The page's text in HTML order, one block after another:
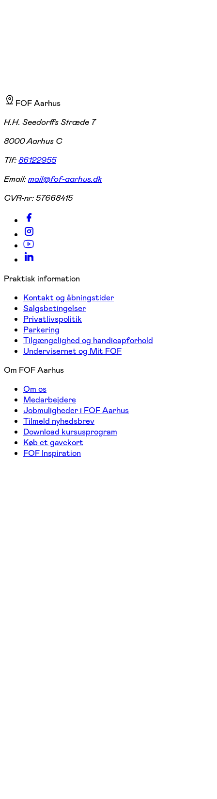
FOF Aarhus
H.H. Seedorffs Stræde 7
8000 Aarhus C
Tlf:86122955
Email:mail@fof-aarhus.dk
CVR-nr:57668415
Praktisk information
Kontakt og åbningstider
Salgsbetingelser
Privatlivspolitik
Parkering
Tilgængelighed og handicapforhold
Undervisernet og Mit FOF
Om FOF Aarhus
Om os
Medarbejdere
Jobmuligheder i FOF Aarhus
Tilmeld nyhedsbrev
Download kursusprogram
Køb et gavekort
FOF Inspiration